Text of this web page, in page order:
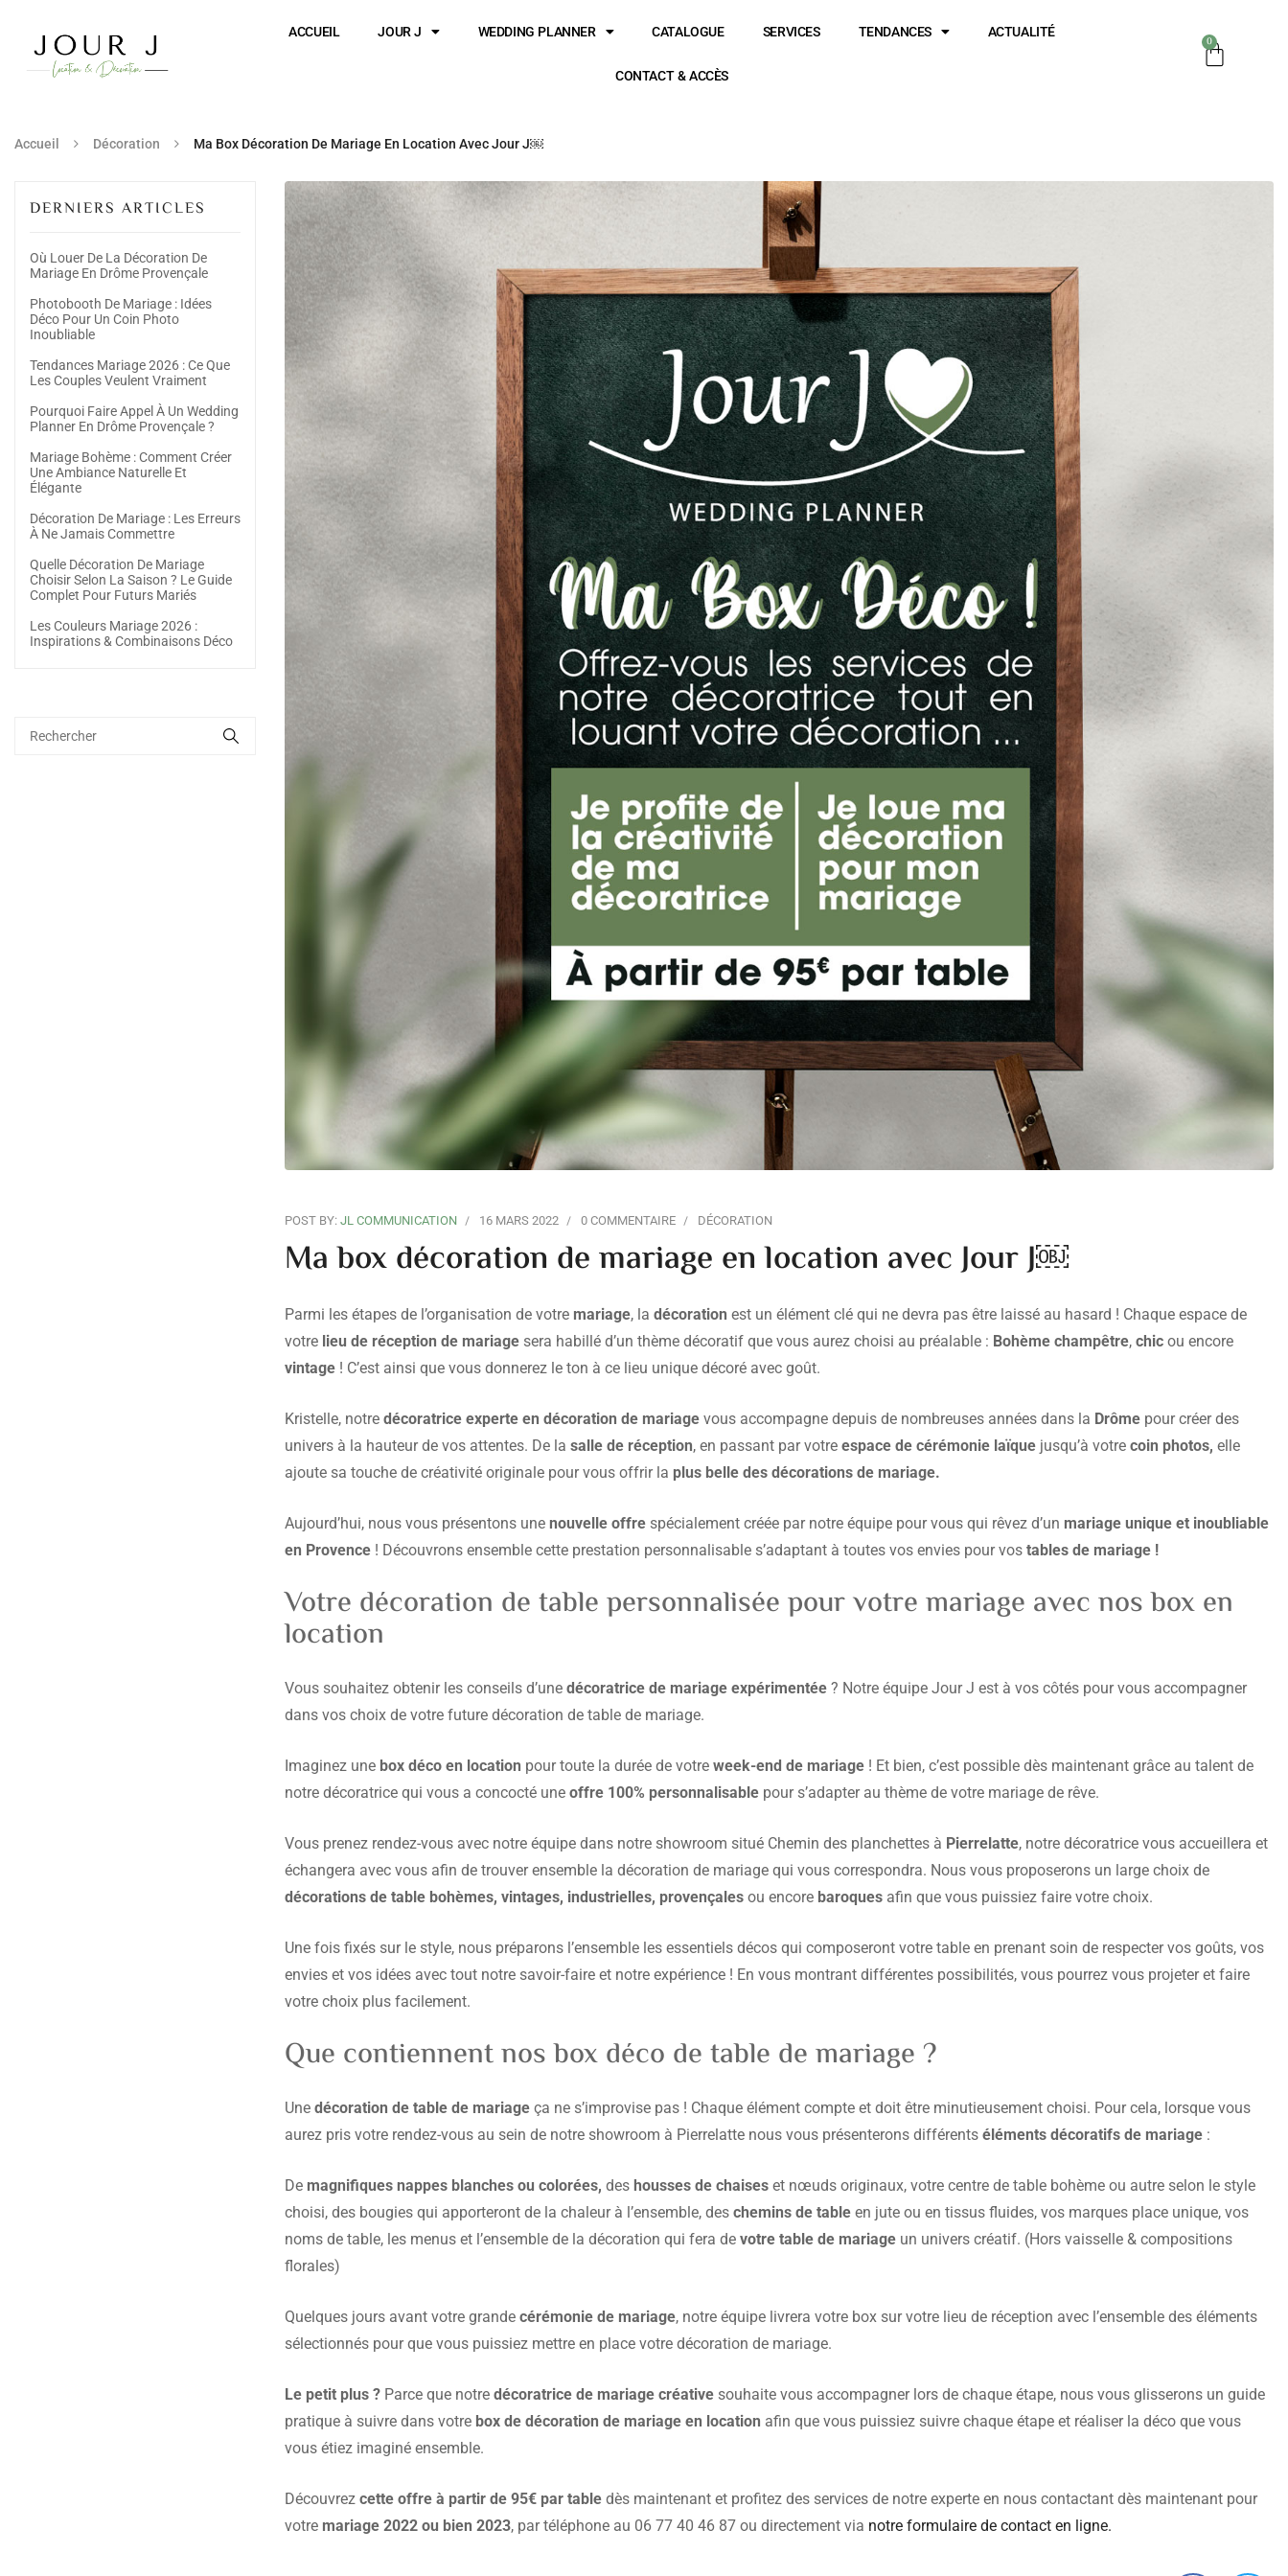
ACCUEIL JOUR J WEDDING PLANNER CATALOGUE SERVICES TENDANCES ACTUALITÉ
CONTACT & ACCÈS
0
Accueil Décoration Ma Box Décoration De Mariage En Location Avec Jour J￼
DERNIERS ARTICLES
Où Louer De La Décoration De
Mariage En Drôme Provençale
Photobooth De Mariage : Idées
Déco Pour Un Coin Photo
Inoubliable
Tendances Mariage 2026 : Ce Que
Les Couples Veulent Vraiment
Pourquoi Faire Appel À Un Wedding
Planner En Drôme Provençale ?
Mariage Bohème : Comment Créer
Une Ambiance Naturelle Et
Élégante
Décoration De Mariage : Les Erreurs
À Ne Jamais Commettre
Quelle Décoration De Mariage
Choisir Selon La Saison ? Le Guide
Complet Pour Futurs Mariés
Les Couleurs Mariage 2026 :
Inspirations & Combinaisons Déco
POST BY:JL COMMUNICATION 16 MARS 2022 0 COMMENTAIRE DÉCORATION
Ma box décoration de mariage en location avec Jour J￼
Parmi les étapes de l’organisation de votre mariage, ladécoration est un élément clé qui ne devra pas être laissé au hasard ! Chaque espace de
votre lieu de réception de mariage sera habillé d’un thème décoratif que vous aurez choisi au préalable : Bohème champêtre,chic ou encore
vintage ! C’est ainsi que vous donnerez le ton à ce lieu unique décoré avec goût.
Kristelle, notredécoratrice experte en décoration de mariagevous accompagne depuis de nombreuses années dans la Drôme pour créer des
univers à la hauteur de vos attentes. De lasalle de réception, en passant par votreespace de cérémonie laïque jusqu’à votrecoin photos, elle
ajoute sa touche de créativité originale pour vous offrir la plus belle des décorations de mariage.
Aujourd’hui, nous vous présentons une nouvelle offre spécialement créée par notre équipe pour vous qui rêvez d’un mariage unique et inoubliable
en Provence ! Découvrons ensemble cette prestation personnalisable s’adaptant à toutes vos envies pour vostables de mariage !
Votre décoration de table personnalisée pour votre mariage avec nos box en
location
Vous souhaitez obtenir les conseils d’unedécoratrice de mariage expérimentée? Notre équipe Jour J est à vos côtés pour vous accompagner
dans vos choix de votre future décoration de table de mariage.
Imaginez une box déco en location pour toute la durée de votreweek-end de mariage ! Et bien, c’est possible dès maintenant grâce au talent de
notre décoratrice qui vous a concocté une offre 100% personnalisable pour s’adapter au thème de votre mariage de rêve.
Vous prenez rendez-vous avec notre équipe dans notre showroom situé Chemin des planchettes à Pierrelatte, notre décoratrice vous accueillera et
échangera avec vous afin de trouver ensemble la décoration de mariage qui vous correspondra. Nous vous proposerons un large choix de
décorations de table bohèmes, vintages, industrielles, provençales ou encore baroques afin que vous puissiez faire votre choix.
Une fois fixés sur le style, nous préparons l’ensemble les essentiels décos qui composeront votre table en prenant soin de respecter vos goûts, vos
envies et vos idées avec tout notre savoir-faire et notre expérience ! En vous montrant différentes possibilités, vous pourrez vous projeter et faire
votre choix plus facilement.
Que contiennent nos box déco de table de mariage ?
Unedécoration de table de mariage ça ne s’improvise pas ! Chaque élément compte et doit être minutieusement choisi. Pour cela, lorsque vous
aurez pris votre rendez-vous au sein de notre showroom à Pierrelatte nous vous présenterons différents éléments décoratifs de mariage :
De magnifiques nappes blanches ou colorées, des housses de chaises et nœuds originaux, votre centre de table bohème ou autre selon le style
choisi, des bougies qui apporteront de la chaleur à l’ensemble, deschemins de table en jute ou en tissus fluides, vos marques place unique, vos
noms de table, les menus et l’ensemble de la décoration qui fera de votre table de mariage un univers créatif. (Hors vaisselle & compositions
florales)
Quelques jours avant votre grandecérémonie de mariage, notre équipe livrera votre box sur votre lieu de réception avec l’ensemble des éléments
sélectionnés pour que vous puissiez mettre en place votre décoration de mariage.
Le petit plus ? Parce que notre décoratrice de mariage créative souhaite vous accompagner lors de chaque étape, nous vous glisserons un guide
pratique à suivre dans votre box de décoration de mariage en location afin que vous puissiez suivre chaque étape et réaliser la déco que vous
vous étiez imaginé ensemble.
Découvrezcette offre à partir de 95€ par table dès maintenant et profitez des services de notre experte en nous contactant dès maintenant pour
votre mariage 2022 ou bien 2023, par téléphone au 06 77 40 46 87 ou directement via notre formulaire de contact en ligne.